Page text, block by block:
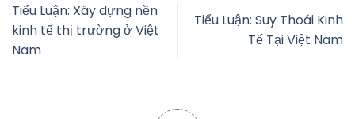
Tiểu Luận: Xây dựng nền
kinh tế thị trường ở Việt
Nam
Tiểu Luận: Suy Thoái Kinh
Tế Tại Việt Nam